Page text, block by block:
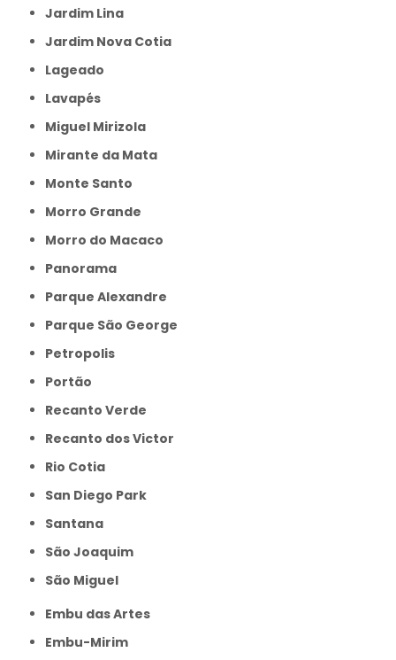
Jardim Lina
Jardim Nova Cotia
Lageado
Lavapés
Miguel Mirizola
Mirante da Mata
Monte Santo
Morro Grande
Morro do Macaco
Panorama
Parque Alexandre
Parque São George
Petropolis
Portão
Recanto Verde
Recanto dos Victor
Rio Cotia
San Diego Park
Santana
São Joaquim
São Miguel
Embu das Artes
Embu-Mirim